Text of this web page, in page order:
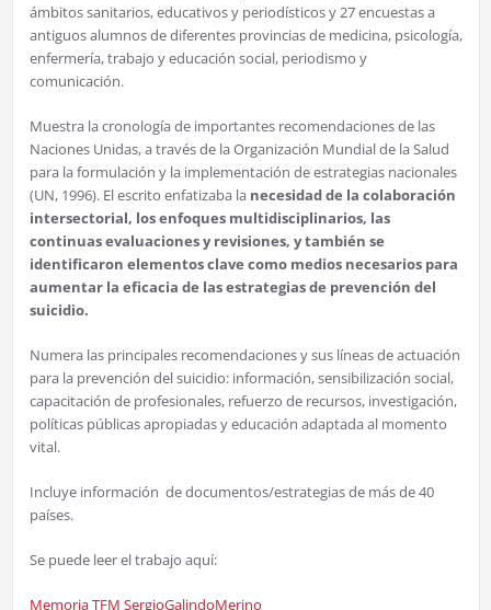
ámbitos sanitarios, educativos y periodísticos y 27 encuestas a
antiguos alumnos de diferentes provincias de medicina, psicología,
enfermería, trabajo y educación social, periodismo y
comunicación.
Muestra la cronología de importantes recomendaciones de las
Naciones Unidas, a través de la Organización Mundial de la Salud
para la formulación y la implementación de estrategias nacionales
(UN, 1996). El escrito enfatizaba la necesidad de la colaboración
intersectorial, los enfoques multidisciplinarios, las
continuas evaluaciones y revisiones, y también se
identificaron elementos clave como medios necesarios para
aumentar la eficacia de las estrategias de prevención del
suicidio.
Numera las principales recomendaciones y sus líneas de actuación
para la prevención del suicidio: información, sensibilización social,
capacitación de profesionales, refuerzo de recursos, investigación,
políticas públicas apropiadas y educación adaptada al momento
vital.
Incluye información de documentos/estrategias de más de 40
países.
Se puede leer el trabajo aquí:
Memoria TFM SergioGalindoMerino